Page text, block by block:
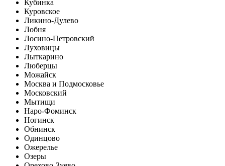
Кубинка
Куровское
Ликино-Дулево
Лобня
Лосино-Петровский
Луховицы
Лыткарино
Люберцы
Можайск
Москва и Подмосковье
Московский
Мытищи
Наро-Фоминск
Ногинск
Обнинск
Одинцово
Ожерелье
Озеры